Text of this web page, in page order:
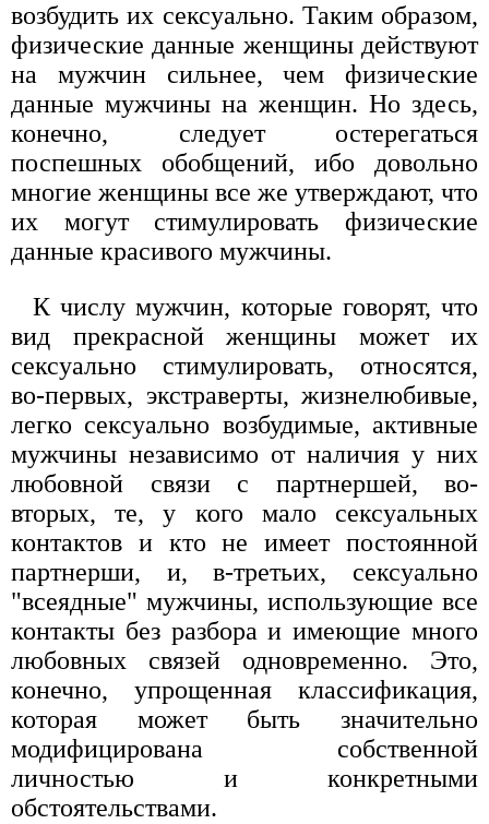
возбудить их сексуально. Таким образом,
физические данные женщины действуют
на мужчин сильнее, чем физические
данные мужчины на женщин. Но здесь,
конечно, следует остерегаться
поспешных обобщений, ибо довольно
многие женщины все же утверждают, что
их могут стимулировать физические
данные красивого мужчины.
К числу мужчин, которые говорят, что
вид прекрасной женщины может их
сексуально стимулировать, относятся,
во-первых, экстраверты, жизнелюбивые,
легко сексуально возбудимые, активные
мужчины независимо от наличия у них
любовной связи с партнершей, во-
вторых, те, у кого мало сексуальных
контактов и кто не имеет постоянной
партнерши, и, в-третьих, сексуально
"всеядные" мужчины, использующие все
контакты без разбора и имеющие много
любовных связей одновременно. Это,
конечно, упрощенная классификация,
которая может быть значительно
модифицирована собственной
личностью и конкретными
обстоятельствами.